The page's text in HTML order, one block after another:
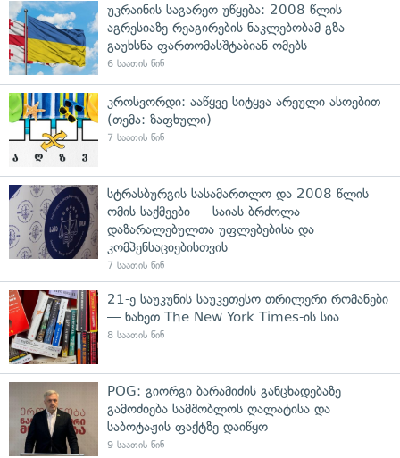
უკრაინის საგარეო უწყება: 2008 წლის
აგრესიაზე რეაგირების ნაკლებობამ გზა
გაუხსნა ფართომასშტაბიან ომებს
6 საათის წინ
კროსვორდი: ააწყვე სიტყვა არეული ასოებით
(თემა: ზაფხული)
7 საათის წინ
სტრასბურგის სასამართლო და 2008 წლის
ომის საქმეები — საიას ბრძოლა
დაზარალებულთა უფლებებისა და
კომპენსაციებისთვის
7 საათის წინ
21-ე საუკუნის საუკეთესო თრილერი რომანები
— ნახეთ The New York Times-ის სია
8 საათის წინ
POG: გიორგი ბარამიძის განცხადებაზე
გამოძიება სამშობლოს ღალატისა და
საბოტაჟის ფაქტზე დაიწყო
9 საათის წინ